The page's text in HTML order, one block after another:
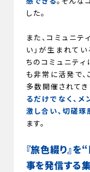
した。
また、コミュニテ
い」が生まれて
ちのコミュニテ
も非常に活発で
多数開催されてき
るだけでなく、
激し合い、切磋
ます。
『旅色綴り』
事を発信する